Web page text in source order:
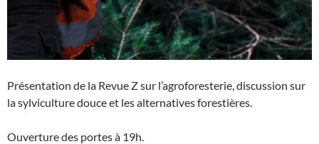
Présentation de la Revue Z sur l’agroforesterie, discussion sur
la sylviculture douce et les alternatives forestières.
Ouverture des portes à 19h.